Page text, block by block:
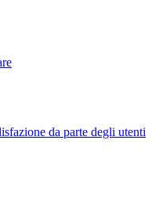
da parte degli utenti